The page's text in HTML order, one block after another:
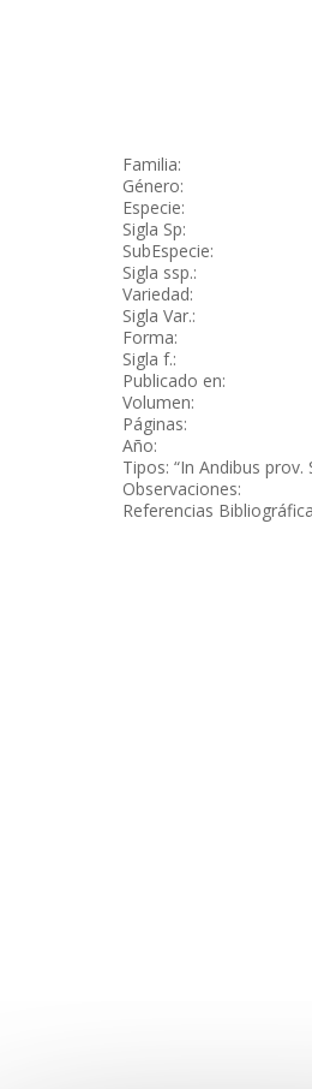
Familia:
Género:
Especie:
Sigla Sp:
SubEspecie:
Sigla ssp.:
Variedad:
Sigla Var.:
Forma:
Sigla f.:
Publicado en:
Volumen:
Páginas:
Año:
Tipos: “In Andibus
Observaciones:
Referencias